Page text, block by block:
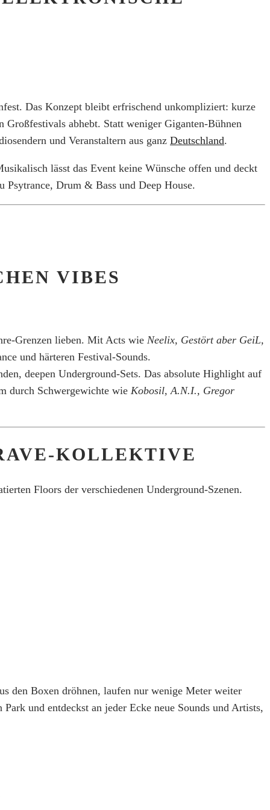
Das Konzept bleibt erfrischend unkompliziert: kurze
abhebt. Statt weniger Giganten-Bühnen
und Veranstaltern aus ganz Deutschland.
lässt das Event keine Wünsche offen und deckt
Drum & Bass und Deep House.
VIBES
Grenzen lieben. Mit Acts wie Neelix, Gestört aber GeiL,
und härteren Festival-Sounds.
deepen Underground-Sets. Das absolute Highlight auf
durch Schwergewichte wie Kobosil, A.N.I., Gregor
KOLLEKTIVE
Floors der verschiedenen Underground-Szenen.
den Boxen dröhnen, laufen nur wenige Meter weiter
und entdeckst an jeder Ecke neue Sounds und Artists,